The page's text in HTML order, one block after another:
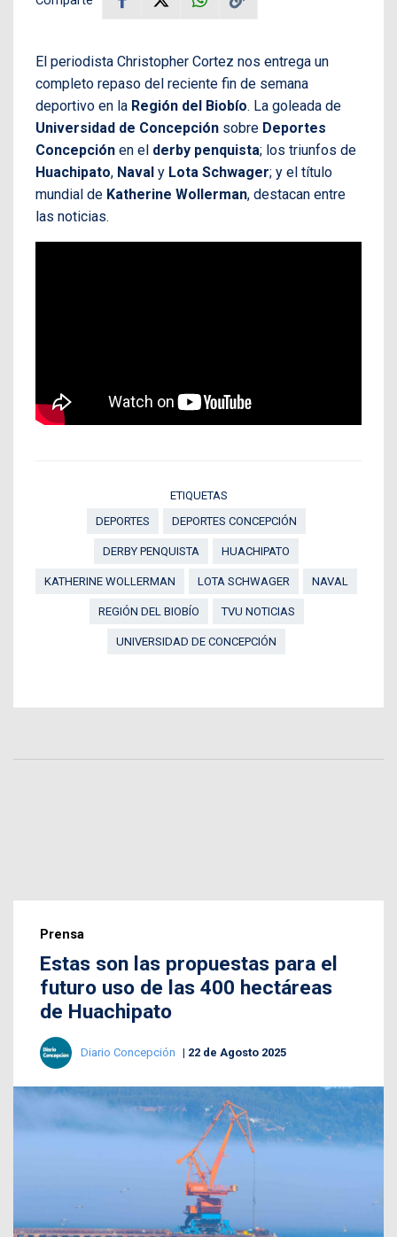
El periodista Christopher Cortez nos entrega un
completo repaso del reciente fin de semana
deportivo en la Región del Biobío. La goleada de
Universidad de Concepción sobre Deportes
Concepción en el derby penquista; los triunfos de
Huachipato, Naval y Lota Schwager; y el título
mundial de Katherine Wollerman, destacan entre
las noticias.
ETIQUETAS
DEPORTES
DEPORTES CONCEPCIÓN
DERBY PENQUISTA HUACHIPATO
KATHERINE WOLLERMAN LOTA SCHWAGER NAVAL
REGIÓN DEL BIOBÍO TVU NOTICIAS
UNIVERSIDAD DE CONCEPCIÓN
Prensa
Estas son las propuestas para el
futuro uso de las 400 hectáreas
de Huachipato
Diario Concepción 22 de Agosto 2025